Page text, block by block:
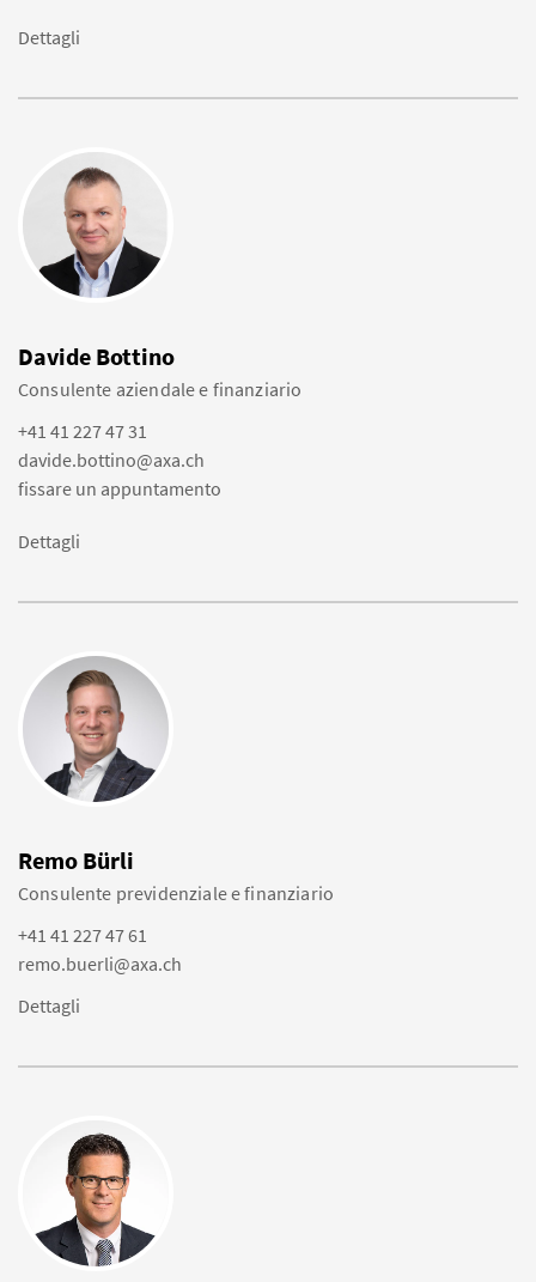
Dettagli
Davide Bottino
Consulente aziendale e finanziario
+41 41 227 47 31
davide.bottino@axa.ch
fissare un appuntamento
Dettagli
Remo Bürli
Consulente previdenziale e finanziario
+41 41 227 47 61
remo.buerli@axa.ch
Dettagli